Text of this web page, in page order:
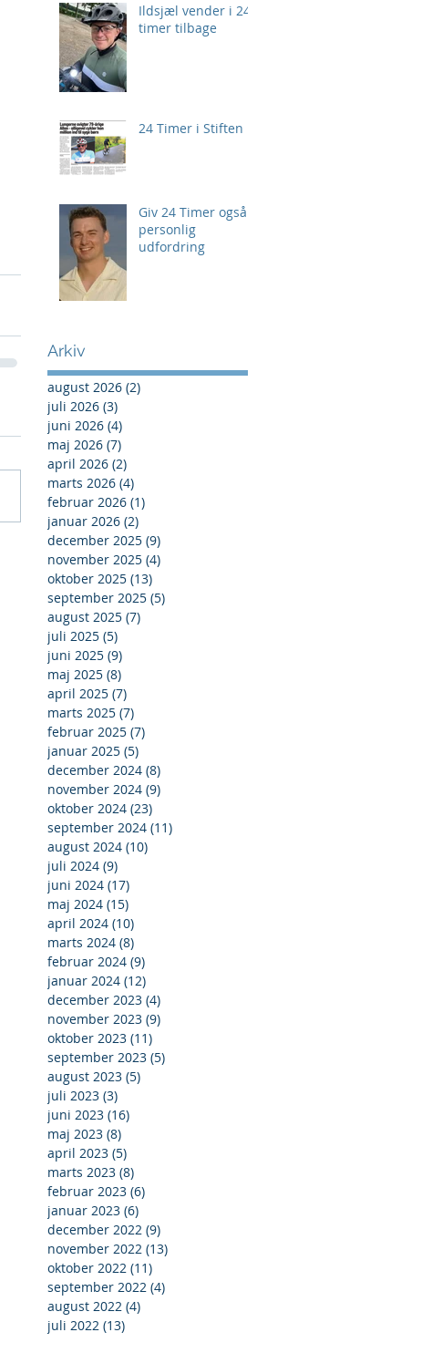
Ildsjæl vender i 24
timer tilbage
24 Timer i Stiften
Giv 24 Timer også
personlig
udfordring
Arkiv
august 2026 (2)
juli 2026 (3)
juni 2026 (4)
maj 2026 (7)
april 2026 (2)
marts 2026 (4)
februar 2026 (1)
januar 2026 (2)
december 2025 (9)
november 2025 (4)
oktober 2025 (13)
september 2025 (5)
august 2025 (7)
juli 2025 (5)
juni 2025 (9)
maj 2025 (8)
april 2025 (7)
marts 2025 (7)
februar 2025 (7)
januar 2025 (5)
december 2024 (8)
november 2024 (9)
oktober 2024 (23)
september 2024 (11)
august 2024 (10)
juli 2024 (9)
juni 2024 (17)
maj 2024 (15)
april 2024 (10)
marts 2024 (8)
februar 2024 (9)
januar 2024 (12)
december 2023 (4)
november 2023 (9)
oktober 2023 (11)
september 2023 (5)
august 2023 (5)
juli 2023 (3)
juni 2023 (16)
maj 2023 (8)
april 2023 (5)
marts 2023 (8)
februar 2023 (6)
januar 2023 (6)
december 2022 (9)
november 2022 (13)
oktober 2022 (11)
september 2022 (4)
august 2022 (4)
juli 2022 (13)